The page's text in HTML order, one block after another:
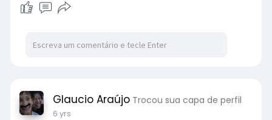
Glaucio Araújo Trocou sua capa de perfil
6 yrs